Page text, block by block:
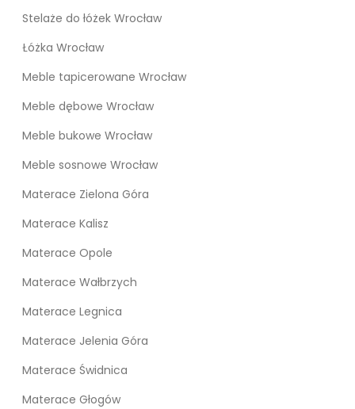
Stelaże do łóżek Wrocław
Łóżka Wrocław
Meble tapicerowane Wrocław
Meble dębowe Wrocław
Meble bukowe Wrocław
Meble sosnowe Wrocław
Materace Zielona Góra
Materace Kalisz
Materace Opole
Materace Wałbrzych
Materace Legnica
Materace Jelenia Góra
Materace Świdnica
Materace Głogów